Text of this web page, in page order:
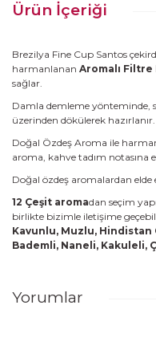
Ürün İçeriği
Brezilya Fine Cup Santos
harmanlanan Aromalı Filtre
sağlar.
Damla demleme
üzerinden dökülerek hazırlanır.
Doğal Özdeş Aroma ile
aroma, kahve tadım notasına
Doğal özdeş aromalardan elde
12 Çeşit aromadan seçim
birlikte bizimle iletişime
Kavunlu, Muzlu, Hindistan
Bademli, Naneli, Kakuleli,
Yorumlar